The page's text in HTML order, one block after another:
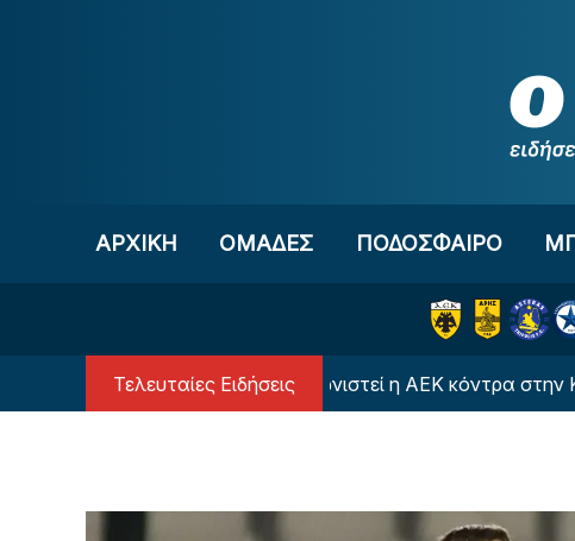
ΑΡΧΙΚΗ OΜΑΔΕΣ ΠΟΔΟΣΦΑΙΡΟ
Τελευταίες Ειδήσεις
περιβραχιόνια θα αγωνιστεί η ΑΕΚ κόντρα στην Καλλιθέα